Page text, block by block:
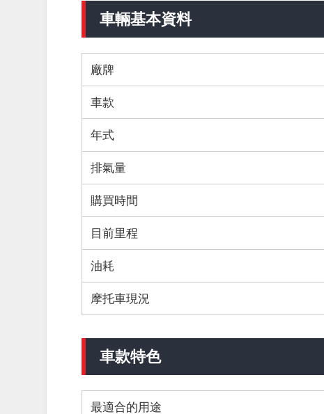
車輛基本資料
廠牌
車款
年式
排氣量
購買時間
目前里程
油耗
摩托車現況
車款特色
最適合的用途